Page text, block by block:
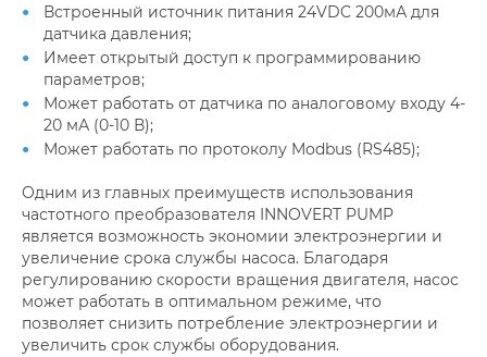
Встроенный источник питания 24VDC 200мА для
датчика давления;
Имеет открытый доступ к программированию
параметров;
Может работать от датчика по аналоговому входу 4-
20 мА (0-10 В);
Может работать по протоколу Modbus (RS485);
Одним из главных преимуществ использования
частотного преобразователя INNOVERT PUMP
является возможность экономии электроэнергии и
увеличение срока службы насоса. Благодаря
регулированию скорости вращения двигателя, насос
может работать в оптимальном режиме, что
позволяет снизить потребление электроэнергии и
увеличить срок службы оборудования.